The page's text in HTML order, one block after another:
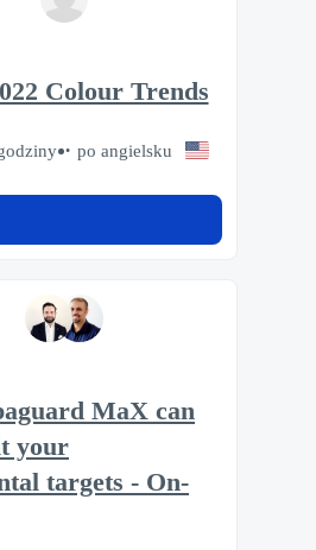
Colour Trends
po angielsku
MaX can
your
targets - On-